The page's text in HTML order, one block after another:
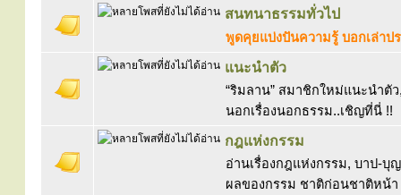
สนทนาธรรมทั่วไป
พูดคุยแบ่งปันความรู้ บอกเล่า
แนะนำตัว
“ริมลาน” สมาชิกใหม่แนะนำตั
นอกเรื่องนอกธรรม..เชิญที่นี่ !!
กฎแห่งกรรม
อ่านเรื่องกฎแห่งกรรม, บาป-
ผลของกรรม ชาติก่อนชาติหน้า